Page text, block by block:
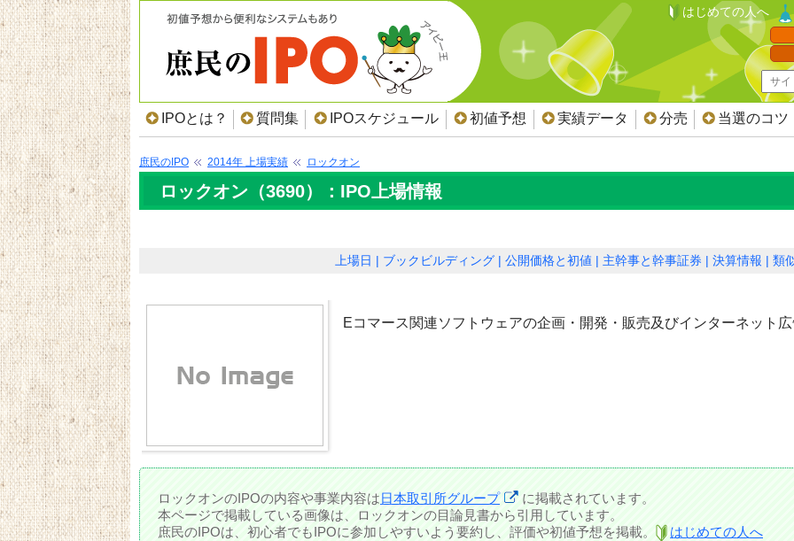
はじめての人へ
IPOとは？ 質問集 IPOスケジュール 初値予想 実績データ 分売 当選のコツ
庶民のIPO 2014年 上場実績 ロックオン
ロックオン（3690）：IPO上場情報
上場日 ブックビルディング 公開価格と初値 主幹事と幹事証券 決算情報 類
Eコマース関連ソフトウェアの企画・開発・販売及びインターネット
ロックオンのIPOの内容や事業内容は日本取引所グループ
に掲載されています。
本ページで掲載している画像は、ロックオンの目論見書から引用しています。
庶民のIPOは、初心者でもIPOに参加しやすいよう要約し、評価や初値予想を掲載。
はじめての人へ